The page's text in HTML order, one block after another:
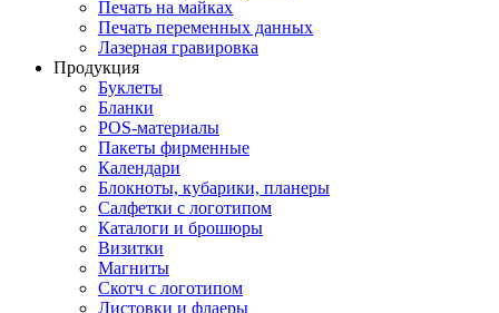
Печать на майках
Печать переменных данных
Лазерная гравировка
Продукция
Буклеты
Бланки
POS-материалы
Пакеты фирменные
Календари
Блокноты, кубарики, планеры
Салфетки с логотипом
Каталоги и брошюры
Визитки
Магниты
Скотч с логотипом
Листовки и флаеры